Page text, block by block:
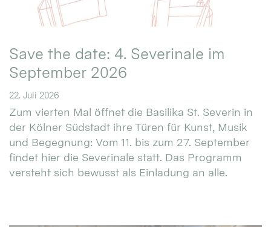
Save the date: 4. Severinale im
September 2026
22. Juli 2026
Zum vierten Mal öffnet die Basilika St. Severin in
der Kölner Südstadt ihre Türen für Kunst, Musik
und Begegnung: Vom 11. bis zum 27. September
findet hier die Severinale statt. Das Programm
versteht sich bewusst als Einladung an alle.